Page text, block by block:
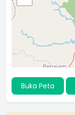
Buka Peta